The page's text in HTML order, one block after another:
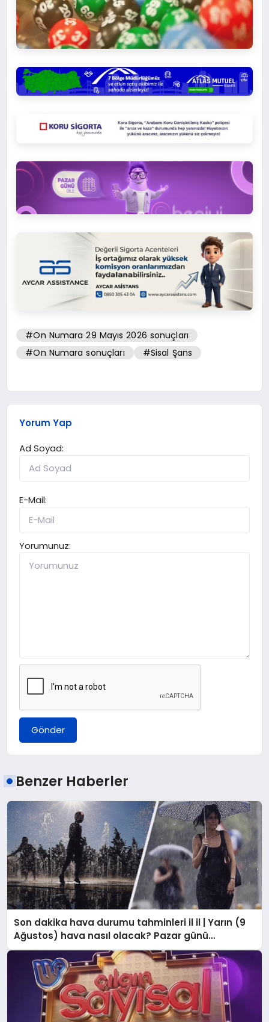
#On Numara 29 Mayıs 2026 sonuçları
#On Numara sonuçları
#Sisal Şans
Yorum Yap
Ad Soyad:
E-Mail:
Yorumunuz:
Gönder
Benzer Haberler
Son dakika hava durumu tahminleri il il | Yarın (9
Ağustos) hava nasıl olacak? Pazar günü
İstanbul’da yağmur var mı? Meteoroloji’den
İstanbul ve birçok ile uyarı!